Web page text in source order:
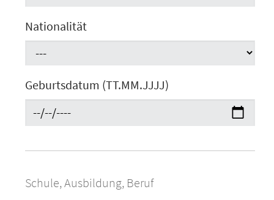
Nationalität
Geburtsdatum (TT.MM.JJJJ)
Schule, Ausbildung, Beruf